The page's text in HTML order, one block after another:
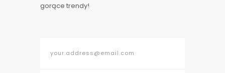
gorące trendy!